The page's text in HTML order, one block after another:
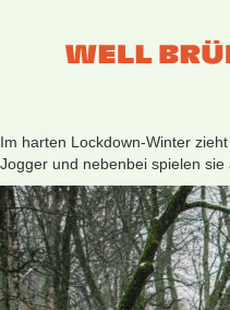
Im harten Lockdown-Winter
Jogger und nebenbei spielen